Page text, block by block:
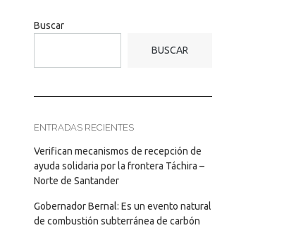
Buscar
BUSCAR
ENTRADAS RECIENTES
Verifican mecanismos de recepción de
ayuda solidaria por la frontera Táchira –
Norte de Santander
Gobernador Bernal: Es un evento natural
de combustión subterránea de carbón